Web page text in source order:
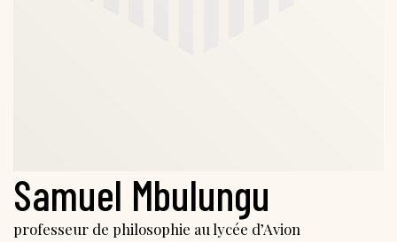
Samuel Mbulungu
professeur de philosophie au lycée d’Avion